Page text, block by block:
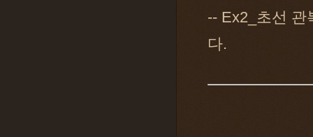
-- Ex2_초선 관
다.